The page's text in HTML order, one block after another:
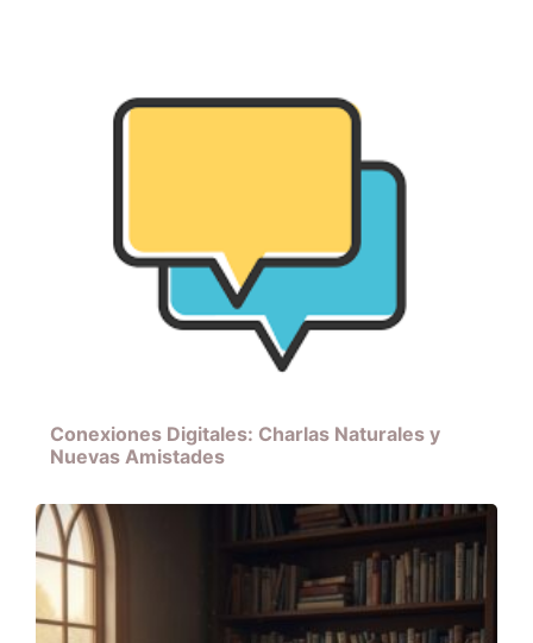
Conexiones Digitales: Charlas Naturales y
Nuevas Amistades